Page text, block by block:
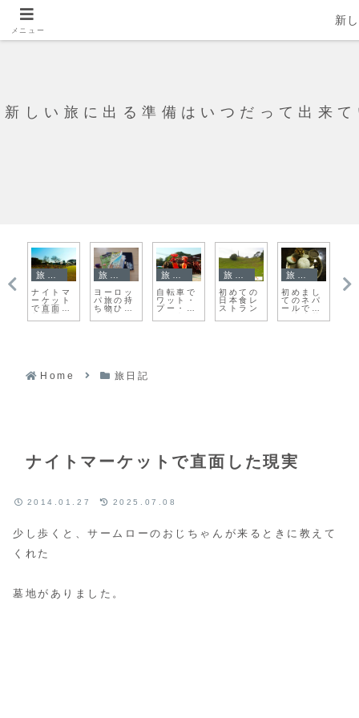
新しい旅に出る準備はいつだって出来
旅日記
ラパスの
月の谷へ
と行
く・・・
のだけど
ただい
ま！！ク
ラクフ
ふと思い
出すの
は、こん
旅の相棒
バックパ
ックの選
旅日記
パタンか
らカトマ
ンズへの
帰り道を
今度は楽
しくウォ
プ
Home 旅日記
ナイトマーケットで直面した現実
2014.01.27 2025.07.08
少し歩くと、サームローのおじちゃんが来るときに教えて
くれた
墓地がありました。
メニュー
新